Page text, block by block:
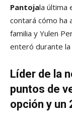
Pantojala última
contará cómo ha
familia y Yulen
enteró durante la
Líder de la
puntos de
opción y un